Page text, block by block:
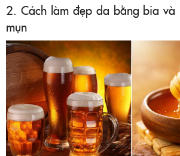
2. Cách làm đẹp da bằng bia
mụn